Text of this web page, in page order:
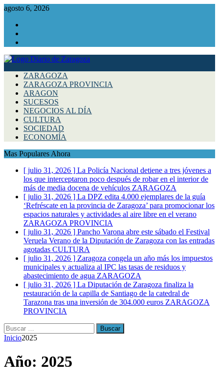
agosto 6, 2026
ZARAGOZA
ZARAGOZA PROVINCIA
ARAGON
SUCESOS
NEGOCIOS AL DÍA
CULTURA
SOCIEDAD
ECONOMÍA
Mas Populares Ahora
[ julio 31, 2026 ] La Policía Nacional detiene a tres jóvenes a
los que interceptaron poco después de robar en el interior de
más de media docena de vehículos ZARAGOZA
[ julio 31, 2026 ] La DPZ edita 4.000 ejemplares de la guía
‘Refréscate en la provincia de Zaragoza’ para promocionar los
espacios naturales y actividades al aire libre en el verano
ZARAGOZA PROVINCIA
[ julio 31, 2026 ] Pancho Varona abre este sábado el Festival
Veruela Verano de la Diputación de Zaragoza con las entradas
agotadas CULTURA
[ julio 31, 2026 ] Zaragoza congela un año más los impuestos
municipales y actualiza al IPC las tasas de residuos y
abastecimiento de agua ZARAGOZA
[ julio 31, 2026 ] La Diputación de Zaragoza finaliza la
restauración de la capilla de Santiago de la catedral de
Tarazona tras una inversión de 304.000 euros ZARAGOZA
PROVINCIA
Buscar:
Inicio2025
Año: 2025